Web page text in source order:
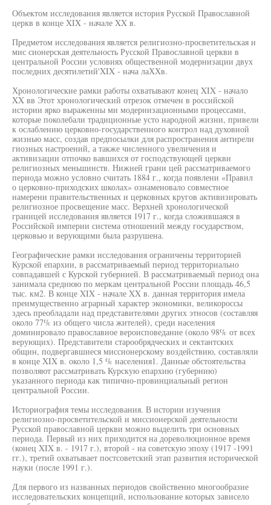
Объектом исследования является история Русской Православной
церкв в конце XIX - начале XX в.
Предметом исследования является религиозно-просветительская и
мис сионерская деятельность Русской Православной церкви в
центральной России условиях общественной модернизации двух
последних десятилетий'XIX - нача лаХХв.
Хронологические рамки работы охватывают конец XIX - начало
XX вв Этот хронологический отрезок отмечен в российской
истории ярко выраженны ми модернизационными процессами,
которые поколебали традиционные усто народной жизни, привели
к ослаблению церковно-государственного контрол над духовной
жизнью масс, создав предпосылки для распространения антирели
гиозных настроений, а также численного увеличения и
активизации отпочко вавшихся от господствующей церкви
религиозных меньшинств. Нижней грани цей рассматриваемого
периода можно условно считать 1884 г., когда появлени «Правил
о церковно-приходских школах» ознаменовало совместное
намерени правительственных и церковных кругов активизировать
религиозное просвещение масс. Верхней хронологической
границей исследования является 1917 г., когда сложившаяся в
Российской империи система отношений между государством,
церковью и верующими была разрушена.
Географические рамки исследования ограничены территорией
Курской епархии, в рассматриваемый период территориально
совпадавшей с Курской губернией. В рассматриваемый период она
занимала среднюю по меркам центральной России площадь 46,5
тыс. км2. В конце XIX - начале XX в. данная территория имела
преимущественно аграрный характер экономики, великороссы
здесь преобладали над представителями других этносов (составляя
около 77% из общего числа жителей), среди населения
доминировало православное вероисповедание (около 98% от всех
верующих). Представители старообрядческих и сектантских
общин, подвергавшиеся миссионерскому воздействию, составляли
в конце XIX в. около 1,5 % населения1. Данные обстоятельства
позволяют рассматривать Курскую епархию (губернию)
указанного периода как типично-провинциальный регион
центральной России.
Историография темы исследования. В истории изучения
религиозно-просветительской и миссионерской деятельности
Русской православной церкви можно выделить три основных
периода. Первый из них приходится на дореволюционное время
(конец XIX в. - 1917 г.), второй - на советскую эпоху (1917 -1991
гг.), третий охватывает постсоветский этап развития исторической
науки (после 1991 г.).
Для первого из названных периодов свойственно многообразие
исследовательских концепций, использование которых зависело